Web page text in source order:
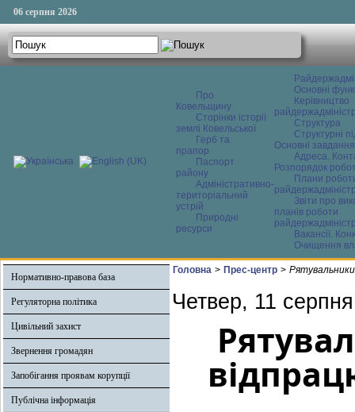
06 серпня 2026
Про
Ковельщину
Сторінки історії
землі Ковельської
Герб та
прапор
Паспорт
району
Адміністративно-
територіальний
устрій
Природні
ресурси
Основні
Керівництво
Структура
Структурні
Основні завдання
Адреса.
Розпорядок
Плани
Звіти про
планів роботи
Вакансії.
Очищення
Нормативно-правова база
Регуляторна політика
Цивільний захист
Звернення громадян
Запобігання проявам корупції
Публічна інформація
Головна > Прес-центр >
Четвер, 11